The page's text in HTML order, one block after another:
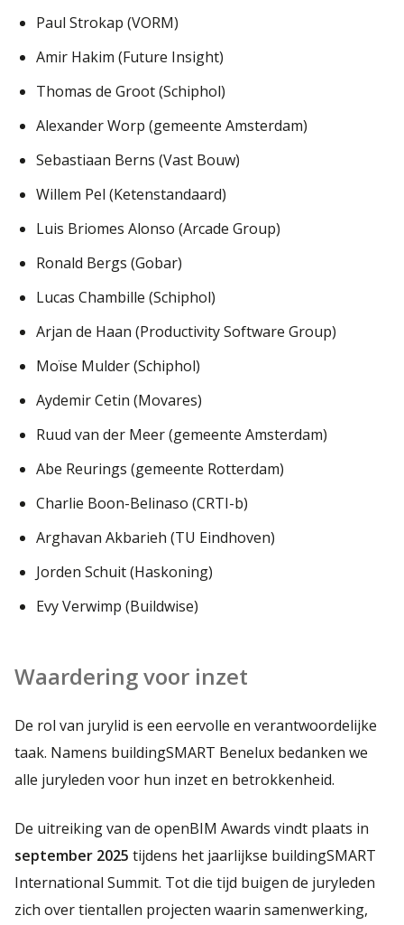
Paul Strokap (VORM)
Amir Hakim (Future Insight)
Thomas de Groot (Schiphol)
Alexander Worp (gemeente Amsterdam)
Sebastiaan Berns (Vast Bouw)
Willem Pel (Ketenstandaard)
Luis Briomes Alonso (Arcade Group)
Ronald Bergs (Gobar)
Lucas Chambille (Schiphol)
Arjan de Haan (Productivity Software Group)
Moïse Mulder (Schiphol)
Aydemir Cetin (Movares)
Ruud van der Meer (gemeente Amsterdam)
Abe Reurings (gemeente Rotterdam)
Charlie Boon-Belinaso (CRTI-b)
Arghavan Akbarieh (TU Eindhoven)
Jorden Schuit (Haskoning)
Evy Verwimp (Buildwise)
Waardering voor inzet
De rol van jurylid is een eervolle en verantwoordelijke
taak. Namens buildingSMART Benelux bedanken we
alle juryleden voor hun inzet en betrokkenheid.
De uitreiking van de openBIM Awards vindt plaats in
september 2025 tijdens het jaarlijkse buildingSMART
International Summit. Tot die tijd buigen de juryleden
zich over tientallen projecten waarin samenwerking,